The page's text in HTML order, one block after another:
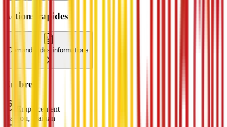
Actions rapides
Demander des informations
En bref
Emplacement
Haikou, Hainan